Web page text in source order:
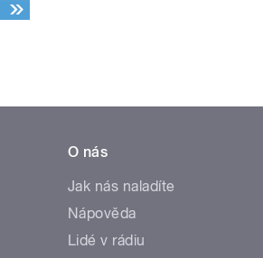
O nás
Jak nás naladíte
Nápověda
Lidé v rádiu